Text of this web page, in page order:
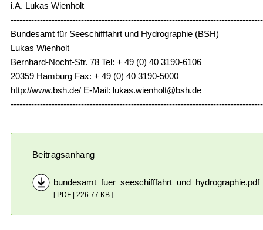
i.A. Lukas Wienholt
Bundesamt für Seeschifffahrt und Hydrographie (BSH)
Lukas Wienholt
Bernhard-Nocht-Str. 78 Tel: + 49 (0) 40 3190-6106
20359 Hamburg Fax: + 49 (0) 40 3190-5000
http://www.bsh.de/ E-Mail: lukas.wienholt@bsh.de
Beitragsanhang
bundesamt_fuer_seeschifffahrt_und_hydrographie.pdf
[ PDF | 226.77 KB ]